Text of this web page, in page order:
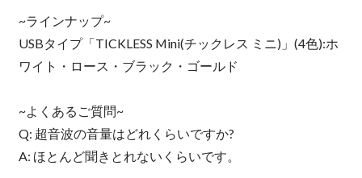
~ラインナップ~
USBタイプ「TICKLESS Mini(チックレス ミニ)」(4色):ホ
ワイト・ロース・ブラック・ゴールド
~よくあるご質問~
Q: 超音波の音量はどれくらいですか?
A: ほとんど聞きとれないくらいです。